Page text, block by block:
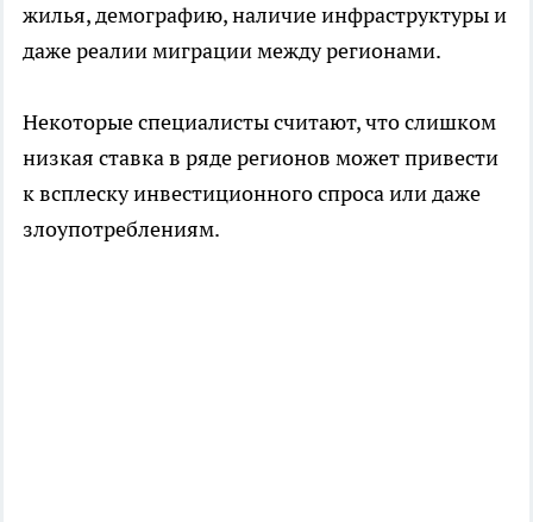
жилья, демографию, наличие инфраструктуры и
даже реалии миграции между регионами.
Некоторые специалисты считают, что слишком
низкая ставка в ряде регионов может привести
к всплеску инвестиционного спроса или даже
злоупотреблениям.